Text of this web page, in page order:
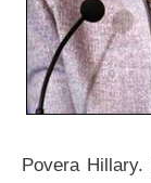
Povera Hillary.